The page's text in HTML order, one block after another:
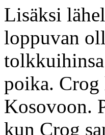
Lisäksi
loppuvan
poika. Crog
Kosovoon.
kun Crog